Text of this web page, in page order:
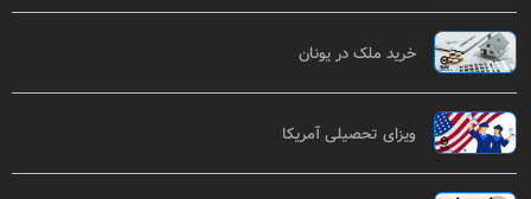
خرید ملک در یونان
ویزای تحصیلی آمریکا